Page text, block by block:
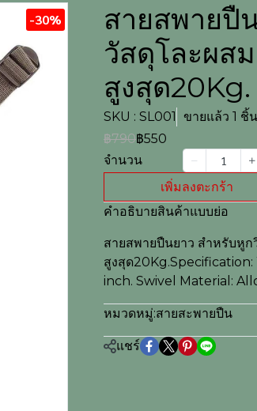
-30%
สายสพายปื
วัสดุโละผส
สูงสุด20Kg.
SKU : SL001 ขายแล้ว 1 ชิ้น
฿790฿550
จำนวน
เพิ่มลงตะกร้า
คำอธิบายสินค้าแบบย่อ
สายสพายปืนยาว สำหรับหู
สูงสุด
inch. Swivel Material:
หมวดหมู่:สายสะพายปืน
แชร์